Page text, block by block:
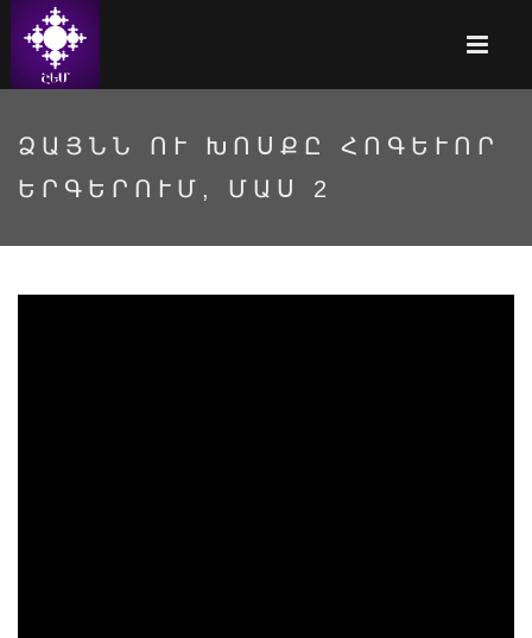
ՁԱՅՆՆ ՈՒ ԽՈՍՔԸ ՀՈԳԵՒՈՐ Ե
ՐԳԵՐՈՒՄ, ՄԱՍ 2